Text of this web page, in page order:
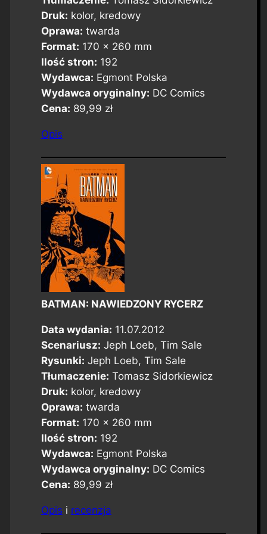
Druk: kolor, kredowy
Oprawa: twarda
Format: 170 x 260 mm
Ilość stron: 192
Wydawca: Egmont Polska
Wydawca oryginalny: DC Comics
Cena: 89,99 zł
Opis
BATMAN: NAWIEDZONY RYCERZ
Data wydania: 11.07.2012
Scenariusz: Jeph Loeb, Tim Sale
Rysunki: Jeph Loeb, Tim Sale
Tłumaczenie: Tomasz Sidorkiewicz
Druk: kolor, kredowy
Oprawa: twarda
Format: 170 x 260 mm
Ilość stron: 192
Wydawca: Egmont Polska
Wydawca oryginalny: DC Comics
Cena: 89,99 zł
Opis i recenzja